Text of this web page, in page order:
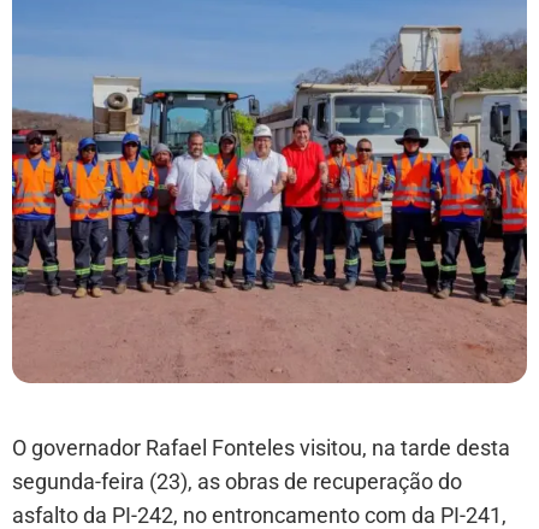
O governador Rafael Fonteles visitou, na tarde desta
segunda-feira (23), as obras de recuperação do
asfalto da PI-242, no entroncamento com da PI-241,